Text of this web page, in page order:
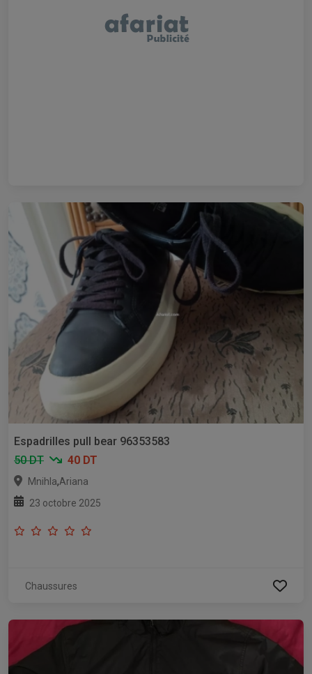
Espadrilles pull bear 96353583
50 DT
40 DT
Mnihla,Ariana
23 octobre 2025
Chaussures